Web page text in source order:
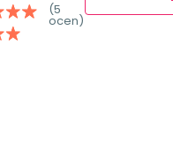
(5
ocen)